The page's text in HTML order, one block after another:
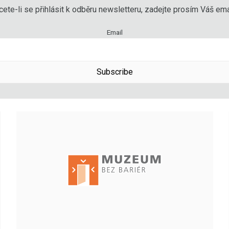
li se přihlásit k odběru newsletteru, zadejte prosím Váš
Email
Subscribe